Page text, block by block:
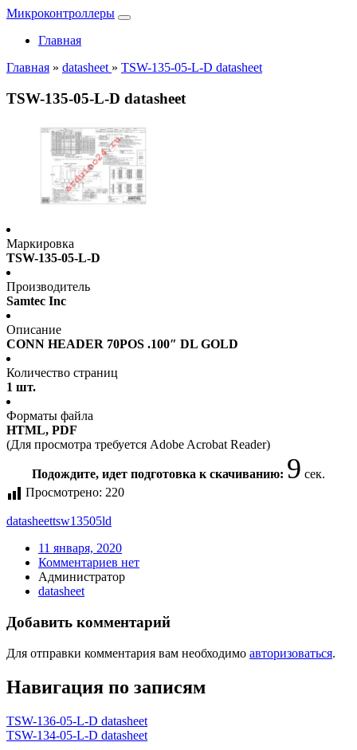
Микроконтроллеры
Главная
Главная » datasheet » TSW-135-05-L-D datasheet
TSW-135-05-L-D datasheet
Маркировка
TSW-135-05-L-D
Производитель
Samtec Inc
Описание
CONN HEADER 70POS .100″ DL GOLD
Количество страниц
1 шт.
Форматы файла
HTML, PDF
(Для просмотра требуется Adobe Acrobat Reader)
Подождите, идет подготовка к скачиванию: 9 сек.
Просмотрено: 220
datasheettsw13505ld
11 января, 2020
Комментариев нет
Администратор
datasheet
Добавить комментарий
Для отправки комментария вам необходимо авторизоваться.
Навигация по записям
TSW-136-05-L-D datasheet
TSW-134-05-L-D datasheet